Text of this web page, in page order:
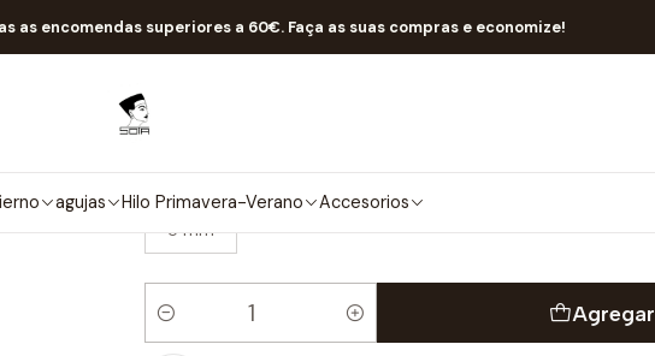
agujas Hilo Primavera-Verano Accesorios
encomendas superiores a 60€. Faça as suas compras e economize!
de punto Addi - Agulhas Longas Acrílico 35CMS
|
Addi - Agulhas Longas
TAMAÑO
6 mm
Cantidad